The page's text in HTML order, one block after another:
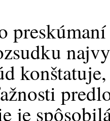
je